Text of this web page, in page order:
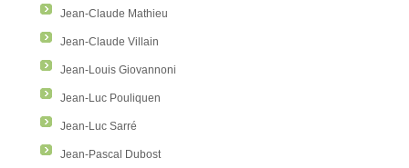
Jean-Claude Mathieu
Jean-Claude Villain
Jean-Louis Giovannoni
Jean-Luc Pouliquen
Jean-Luc Sarré
Jean-Pascal Dubost